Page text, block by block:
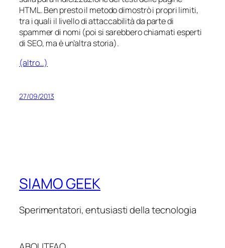
HTML. Ben presto il metodo dimostrò i propri limiti,
tra i quali il livello di attaccabilità da parte di
spammer di nomi (poi si sarebbero chiamatiesperti
di SEO, ma è un’altra storia).
(altro…)
27/09/2013
SIAMO GEEK
Sperimentatori, entusiasti della tecnologia